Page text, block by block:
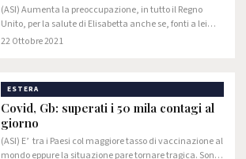
(ASI) Aumenta la preoccupazione, in tutto il Regno
Unito, per la salute di Elisabetta anche se, fonti a lei
vicine citate dai media del Regno Unito, tendono a
22 Ottobre 2021
ESTERA
Covid, Gb: superati i 50 mila contagi al
giorno
(ASI) E’ tra i Paesi col maggiore tasso di vaccinazione al
mondo eppure la situazione pare tornare tragica. Sono